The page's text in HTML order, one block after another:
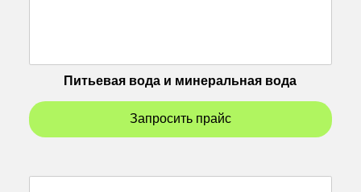
Питьевая вода и минеральная вода
Запросить прайс